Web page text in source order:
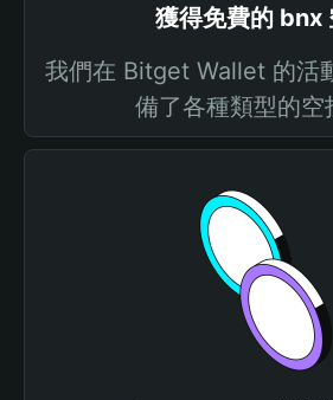
獲得免費的 bnx
我們在 Bitget Wallet 的活
備了各種類型的空